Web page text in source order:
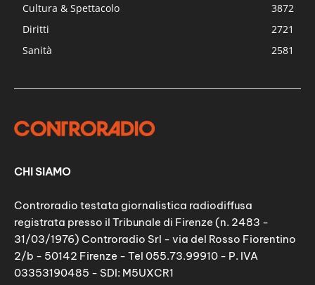
Cultura & Spettacolo
3872
Diritti
2721
Sanità
2581
CHI SIAMO
Controradio testata giornalistica radiodiffusa
registrata presso il Tribunale di Firenze (n. 2483 -
31/03/1976) Controradio Srl - via del Rosso Fiorentino
2/b - 50142 Firenze - Tel 055.73.99910 - P. IVA
03353190485 - SDI: M5UXCR1